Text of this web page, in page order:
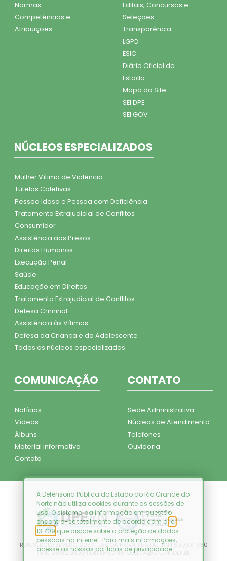
Normas
Competências e
Atribuições
Editais, Concursos e
Seleções
Transparência
LGPD
ESIC
Diário Oficial do
Estado
Mapa do Site
SEI DPE
SEI GOV
NÚCLEOS ESPECIALIZADOS
Mulher Vítima de Violência
Tutelas Coletivas
Pessoa Idosa e Pessoa com Deficiência
Tratamento Extrajudicial de Conflitos
Consumidor
Assistência aos Presos
Direitos Humanos
Execução Penal
Saúde
Educação em Direitos
Tratamento Extrajudicial de Conflitos
Defesa Criminal
Assistência às Vítimas
Defesa da Criança e do Adolescente
Todos os núcleos especializados
COMUNICAÇÃO
Notícias
Vídeos
Álbuns
Material informativo
Contato
CONTATO
Sede Administrativa
Núcleos de Atendimento
Telefones
Ouvidoria
RUA SÉRGIO SEVERO, 2037 | LAGOA NOVA | NATAL-RN | 59063-380
(84) 98132.9399 | DEFENSORIAPUBLICA@DPE.RN.DEF.BR
A Defensoria Pública do Estado do Rio Grande do
Norte não utiliza cookies durante as sessões de
uso. O sistema da informação em questão
encontra-se totalmente de acordo com alei
13.709 que dispõe sobre a proteção de dados
pessoais na internet. Para mais informações,
acesse as nossas políticas de privacidade.